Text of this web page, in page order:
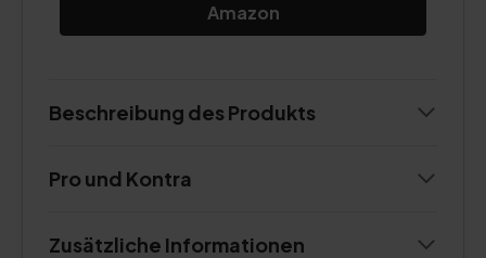
Amazon
Beschreibung des Produkts
Pro und Kontra
Zusätzliche Informationen